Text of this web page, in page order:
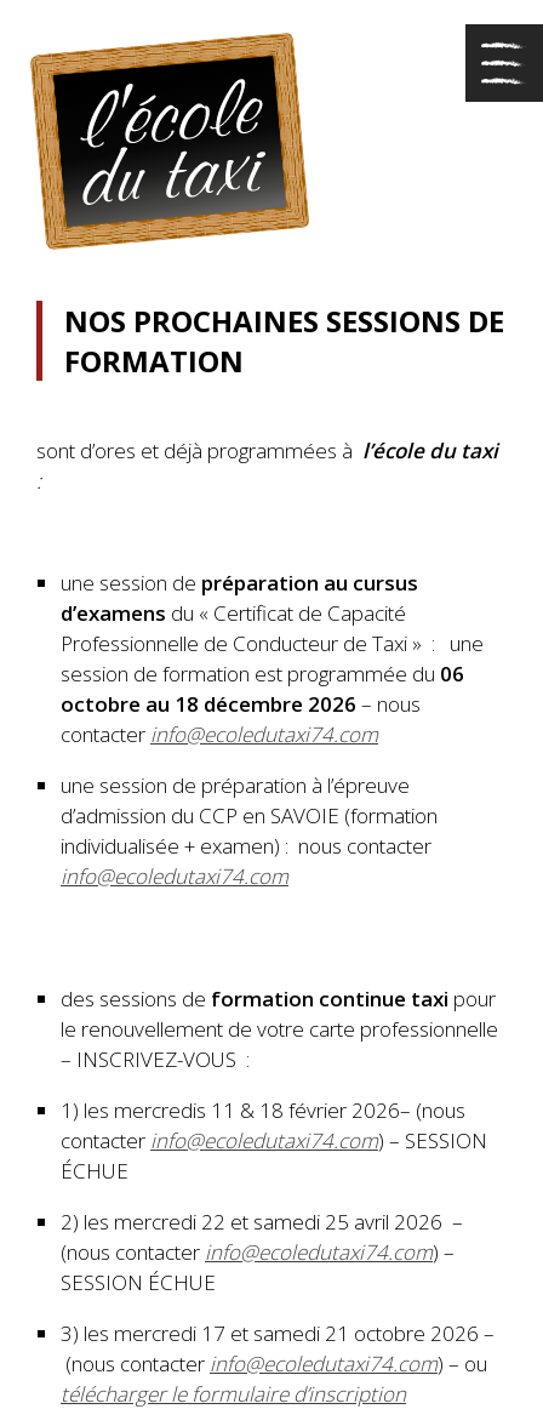
NOS PROCHAINES SESSIONS DE
FORMATION
sont d’ores et déjà programmées à l’école du taxi
:
une session de préparation au cursus
d’examens du « Certificat de Capacité
Professionnelle de Conducteur de Taxi » : une
session de formation est programmée du 06
octobre au 18 décembre 2026 – nous
contacter info@ecoledutaxi74.com
une session de préparation à l’épreuve
d’admission du CCP en SAVOIE (formation
individualisée + examen) : nous contacter
info@ecoledutaxi74.com
des sessions de formation continue taxi pour
le renouvellement de votre carte professionnelle
– INSCRIVEZ-VOUS :
1) les mercredis 11 & 18 février 2026– (nous
contacter info@ecoledutaxi74.com) – SESSION
ÉCHUE
2) les mercredi 22 et samedi 25 avril 2026 –
(nous contacter info@ecoledutaxi74.com) –
SESSION ÉCHUE
3) les mercredi 17 et samedi 21 octobre 2026 –
(nous contacter info@ecoledutaxi74.com) – ou
télécharger le formulaire d’inscription